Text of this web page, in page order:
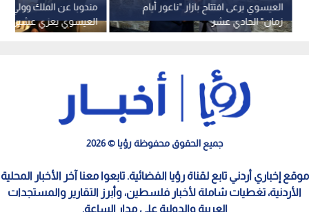
مندوبا عن الملك وولي
العيسوي يعزي عشيرة
العليقات
العيسوي يرعى افتتاح بازار "ناعور أيام
زمان" الحادي عشر
جميع الحقوق محفوظة رؤيا © 2026
موقع إخباري أردني تابع لقناة رؤيا الفضائية. تابعوا معنا آخر الأخبار المحلية
الأردنية، تغطيات شاملة لأخبار فلسطين، وأبرز التقارير والمستجدات
العربية والدولية على مدار الساعة.